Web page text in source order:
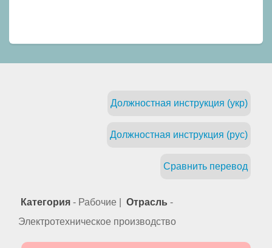
Должностная инструкция (укр)
Должностная инструкция (рус)
Сравнить перевод
Категория - Рабочие | Отрасль -
Электротехническое производство